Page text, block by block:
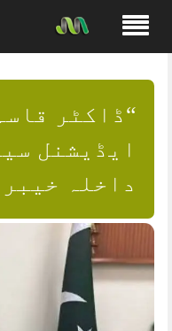
content
“ڈاکٹر
ایڈیشنل
داخلہ